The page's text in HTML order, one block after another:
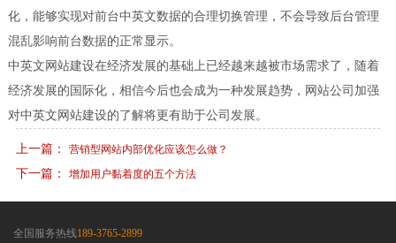
化，能够实现对前台中英文数据的合理切换管理，不会导致后台管理
混乱影响前台数据的正常显示。
中英文网站建设在经济发展的基础上已经越来越被市场需求了，随着
经济发展的国际化，相信今后也会成为一种发展趋势，网站公司加强
对中英文网站建设的了解将更有助于公司发展。
上一篇： 营销型网站内部优化应该怎么做？
下一篇： 增加用户黏着度的五个方法
全国服务热线189-3765-2899